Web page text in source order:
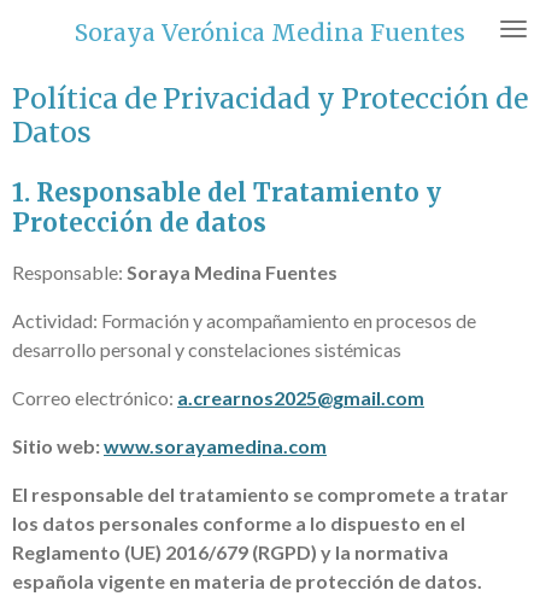
contenido
principal
Soraya Verónica Medina Fuentes
Política de Privacidad y Protección de
Datos
1. Responsable del Tratamiento y
Protección de datos
Responsable: Soraya Medina Fuentes
Actividad: Formación y acompañamiento en procesos de
desarrollo personal y constelaciones sistémicas
Correo electrónico: a.crearnos2025@gmail.com
Sitio web:www.sorayamedina.com
El responsable del tratamiento se compromete a tratar
los datos personales conforme a lo dispuesto en el
Reglamento (UE) 2016/679 (RGPD) y la normativa
española vigente en materia de protección de datos.